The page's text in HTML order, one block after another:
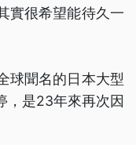
實很希望能待久一
球聞名的日本大型
，是23年來再次因